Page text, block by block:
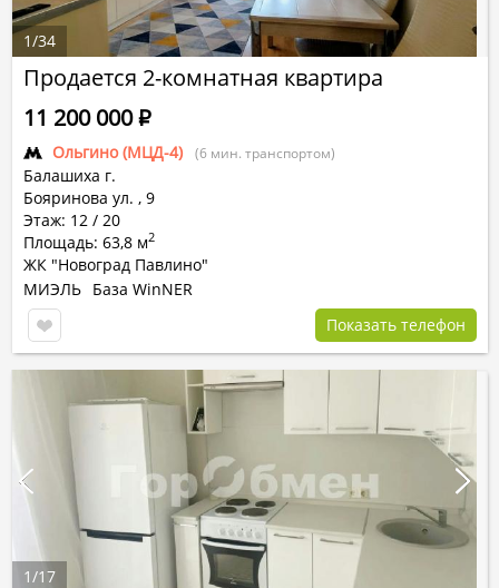
Продается 2-комнатная квартира
Ольгино (МЦД-4) (6 мин. транспортом)
Балашиха г.
Бояринова ул. , 9
Этаж: 12 / 20
Площадь: 63,8 м2
ЖК "Новоград Павлино"
11 200 000Р
МИЭЛЬ База WinNER
Показать телефон
1/34
1/17